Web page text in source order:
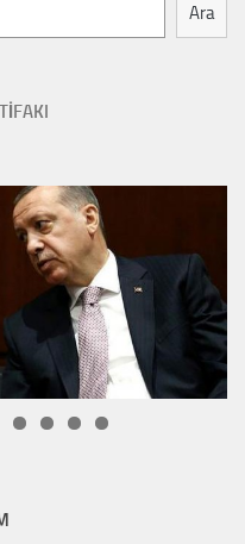
Ara